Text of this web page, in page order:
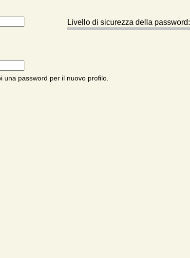
Livello di sicurezza della password:
una password per il nuovo profilo.